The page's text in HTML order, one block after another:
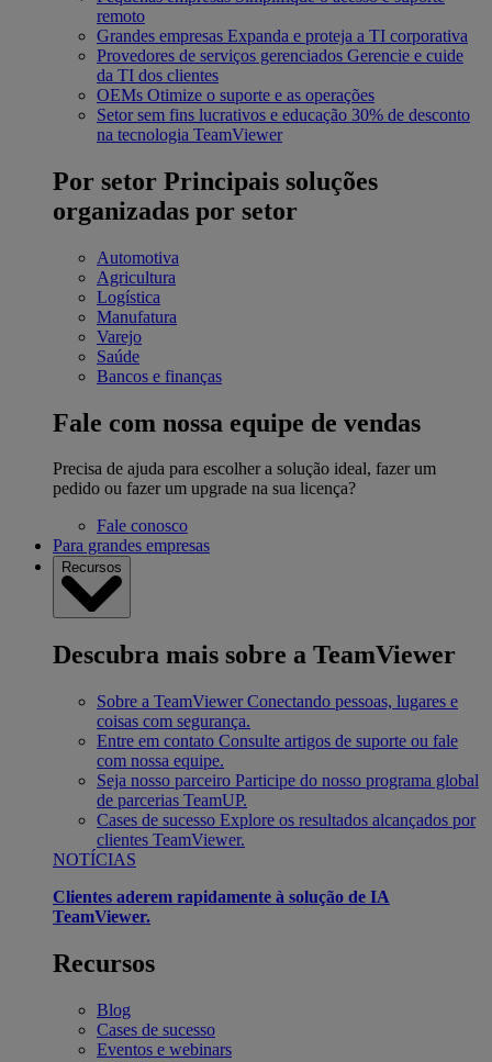
remoto
Grandes empresas Expanda e proteja a TI corporativa
Provedores de serviços gerenciados Gerencie e cuide
da TI dos clientes
OEMs Otimize o suporte e as operações
Setor sem fins lucrativos e educação 30% de desconto
na tecnologia TeamViewer
Por setor Principais soluções
organizadas por setor
Automotiva
Agricultura
Logística
Manufatura
Varejo
Saúde
Bancos e finanças
Fale com nossa equipe de vendas
Precisa de ajuda para escolher a solução ideal, fazer um
pedido ou fazer um upgrade na sua licença?
Fale conosco
Para grandes empresas
Recursos
Descubra mais sobre a TeamViewer
Sobre a TeamViewer Conectando pessoas, lugares e
coisas com segurança.
Entre em contato Consulte artigos de suporte ou fale
com nossa equipe.
Seja nosso parceiro Participe do nosso programa global
de parcerias TeamUP.
Cases de sucesso Explore os resultados alcançados por
clientes TeamViewer.
NOTÍCIAS
Clientes aderem rapidamente à solução de IA
TeamViewer.
Recursos
Blog
Cases de sucesso
Eventos e webinars